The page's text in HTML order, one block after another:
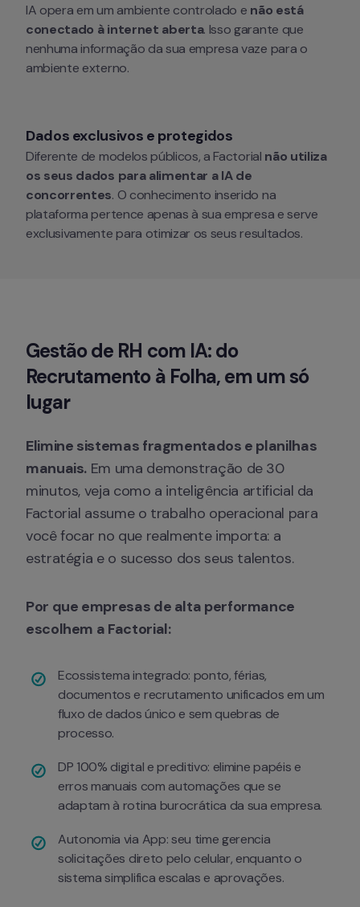
IA opera em um ambiente controlado e não está
conectado à internet aberta. Isso garante que
nenhuma informação da sua empresa vaze para o
ambiente externo.
Dados exclusivos e protegidos
Diferente de modelos públicos, a Factorial não utiliza
os seus dados para alimentar a IA de
concorrentes. O conhecimento inserido na
plataforma pertence apenas à sua empresa e serve
exclusivamente para otimizar os seus resultados.
Gestão de RH com IA: do
Recrutamento à Folha, em um só
lugar
Elimine sistemas fragmentados e planilhas
manuais. Em uma demonstração de 30
minutos, veja como a inteligência artificial da
Factorial assume o trabalho operacional para
você focar no que realmente importa: a
estratégia e o sucesso dos seus talentos.
Por que empresas de alta performance
escolhem a Factorial:
Ecossistema integrado: ponto, férias,
documentos e recrutamento unificados em um
fluxo de dados único e sem quebras de
processo.
DP 100% digital e preditivo: elimine papéis e
erros manuais com automações que se
adaptam à rotina burocrática da sua empresa.
Autonomia via App: seu time gerencia
solicitações direto pelo celular, enquanto o
sistema simplifica escalas e aprovações.